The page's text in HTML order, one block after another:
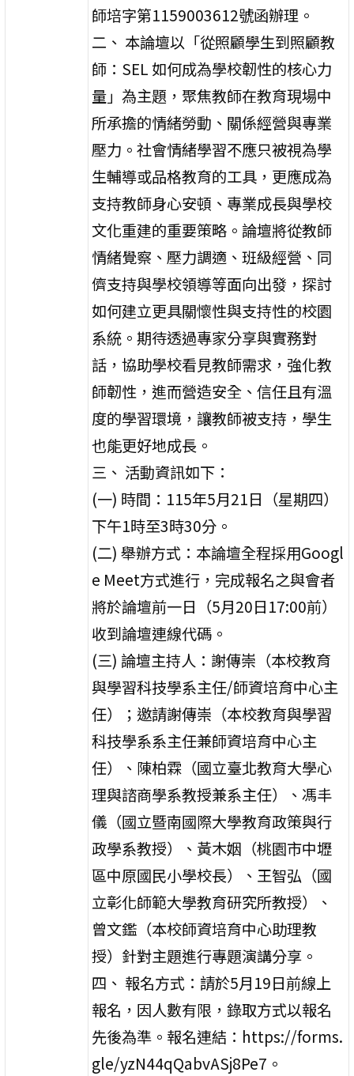
師培字第1159003612號函辦理。
二、 本論壇以「從照顧學生到照顧教
師：SEL 如何成為學校韌性的核心力
量」為主題，聚焦教師在教育現場中
所承擔的情緒勞動、關係經營與專業
壓力。社會情緒學習不應只被視為學
生輔導或品格教育的工具，更應成為
支持教師身心安頓、專業成長與學校
文化重建的重要策略。論壇將從教師
情緒覺察、壓力調適、班級經營、同
儕支持與學校領導等面向出發，探討
如何建立更具關懷性與支持性的校園
系統。期待透過專家分享與實務對
話，協助學校看見教師需求，強化教
師韌性，進而營造安全、信任且有溫
度的學習環境，讓教師被支持，學生
也能更好地成長。
三、 活動資訊如下：
(一) 時間：115年5月21日（星期四）
下午1時至3時30分。
(二) 舉辦方式：本論壇全程採用Googl
e Meet方式進行，完成報名之與會者
將於論壇前一日（5月20日17:00前）
收到論壇連線代碼。
(三) 論壇主持人：謝傳崇（本校教育
與學習科技學系主任/師資培育中心主
任）；邀請謝傳崇（本校教育與學習
科技學系系主任兼師資培育中心主
任）、陳柏霖（國立臺北教育大學心
理與諮商學系教授兼系主任）、馮丰
儀（國立暨南國際大學教育政策與行
政學系教授）、黃木姻（桃園市中壢
區中原國民小學校長）、王智弘（國
立彰化師範大學教育研究所教授）、
曾文鑑（本校師資培育中心助理教
授）針對主題進行專題演講分享。
四、 報名方式：請於5月19日前線上
報名，因人數有限，錄取方式以報名
先後為準。報名連結：https://forms.
gle/yzN44qQabvASj8Pe7。